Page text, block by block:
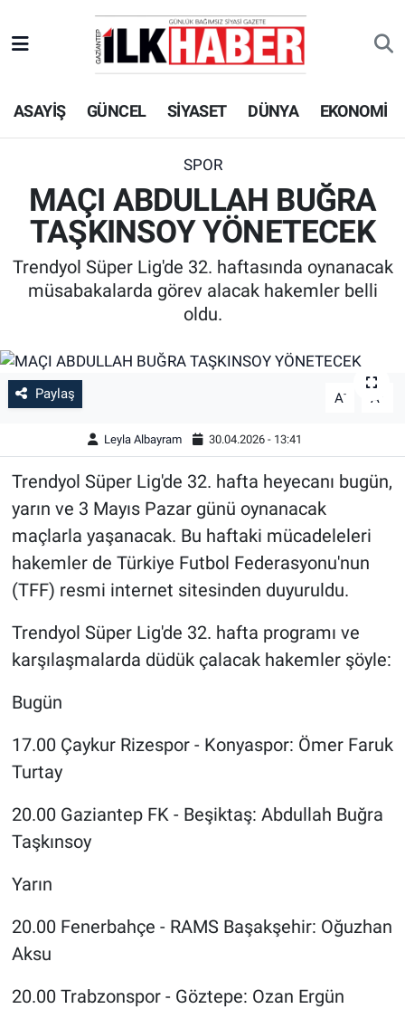
ASAYİŞ GÜNCEL SİYASET DÜNYA EKONOMİ
SPOR
MAÇI ABDULLAH BUĞRA
TAŞKINSOY YÖNETECEK
Trendyol Süper Lig'de 32. haftasında oynanacak
müsabakalarda görev alacak hakemler belli
oldu.
Paylaş A- A
Leyla Albayram 30.04.2026 - 13:41
Trendyol Süper Lig'de 32. hafta heyecanı bugün,
yarın ve 3 Mayıs Pazar günü oynanacak
maçlarla yaşanacak. Bu haftaki mücadeleleri
hakemler de Türkiye Futbol Federasyonu'nun
(TFF) resmi internet sitesinden duyuruldu.
Trendyol Süper Lig'de 32. hafta programı ve
karşılaşmalarda düdük çalacak hakemler şöyle:
Bugün
17.00 Çaykur Rizespor - Konyaspor: Ömer Faruk
Turtay
20.00 Gaziantep FK - Beşiktaş: Abdullah Buğra
Taşkınsoy
Yarın
20.00 Fenerbahçe - RAMS Başakşehir: Oğuzhan
Aksu
20.00 Trabzonspor - Göztepe: Ozan Ergün
EKONOMİ
SİYASET
SPOR
TEKNOLOJİ
ASAYİŞ
KÜLTÜR - SANAT
Beyoğlu Hava Durumu
Beyoğlu Trafik Yoğunluk Haritası
Süper Lig Puan Durumu ve Fikstür
Tüm Manşetler
Son Dakika Haberleri
Haber Arşivi